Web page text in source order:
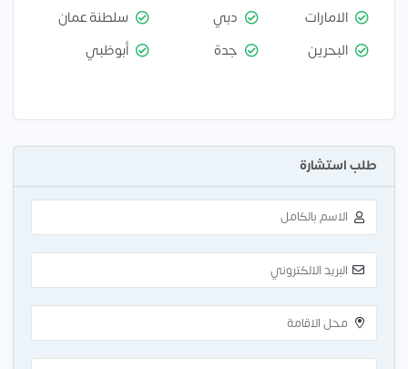
الامارات
دبي
سلطنة عمان
البحرين
جدة أبوظبي
طلب استشارة